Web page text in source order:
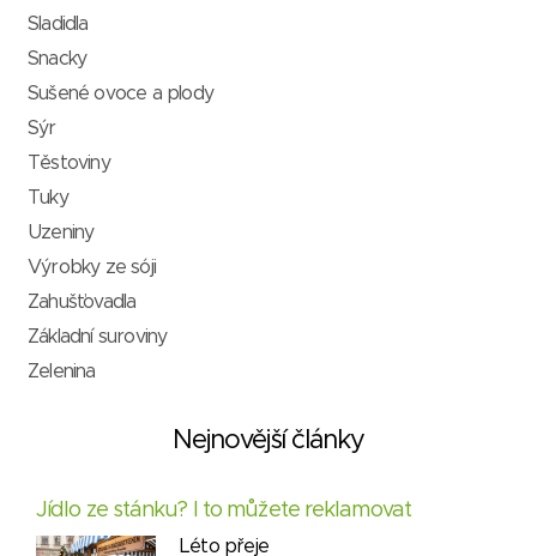
Sladidla
Snacky
Sušené ovoce a plody
Sýr
Těstoviny
Tuky
Uzeniny
Výrobky ze sóji
Zahušťovadla
Základní suroviny
Zelenina
Nejnovější články
Jídlo ze stánku? I to můžete reklamovat
Léto přeje